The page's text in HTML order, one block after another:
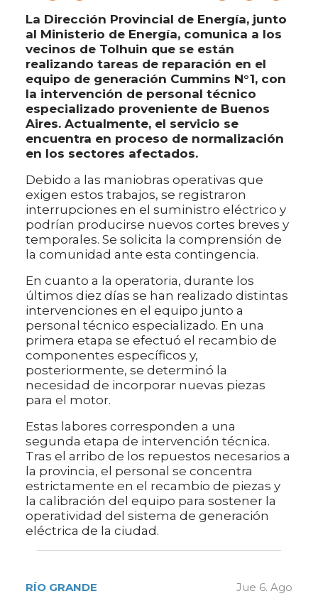
La Dirección Provincial de Energía, junto
al Ministerio de Energía, comunica a los
vecinos de Tolhuin que se están
realizando tareas de reparación en el
equipo de generación Cummins N°1, con
la intervención de personal técnico
especializado proveniente de Buenos
Aires. Actualmente, el servicio se
encuentra en proceso de normalización
en los sectores afectados.
​Debido a las maniobras operativas que
exigen estos trabajos, se registraron
interrupciones en el suministro eléctrico y
podrían producirse nuevos cortes breves y
temporales. Se solicita la comprensión de
la comunidad ante esta contingencia.
​En cuanto a la operatoria, durante los
últimos diez días se han realizado distintas
intervenciones en el equipo junto a
personal técnico especializado. En una
primera etapa se efectuó el recambio de
componentes específicos y,
posteriormente, se determinó la
necesidad de incorporar nuevas piezas
para el motor.
​Estas labores corresponden a una
segunda etapa de intervención técnica.
Tras el arribo de los repuestos necesarios a
la provincia, el personal se concentra
estrictamente en el recambio de piezas y
la calibración del equipo para sostener la
operatividad del sistema de generación
eléctrica de la ciudad.
RÍO GRANDE Jue 6. Ago